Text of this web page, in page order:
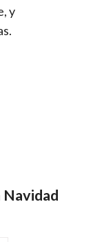
y
Navidad